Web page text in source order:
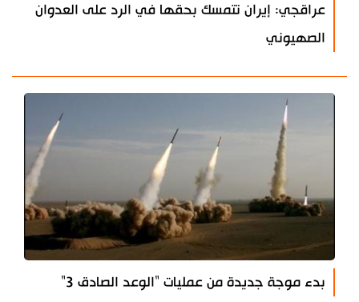
عراقجي: إيران تتمسك بحقها في الرد على العدوان
الصهيوني
بدء موجة جديدة من عمليات "الوعد الصادق 3"